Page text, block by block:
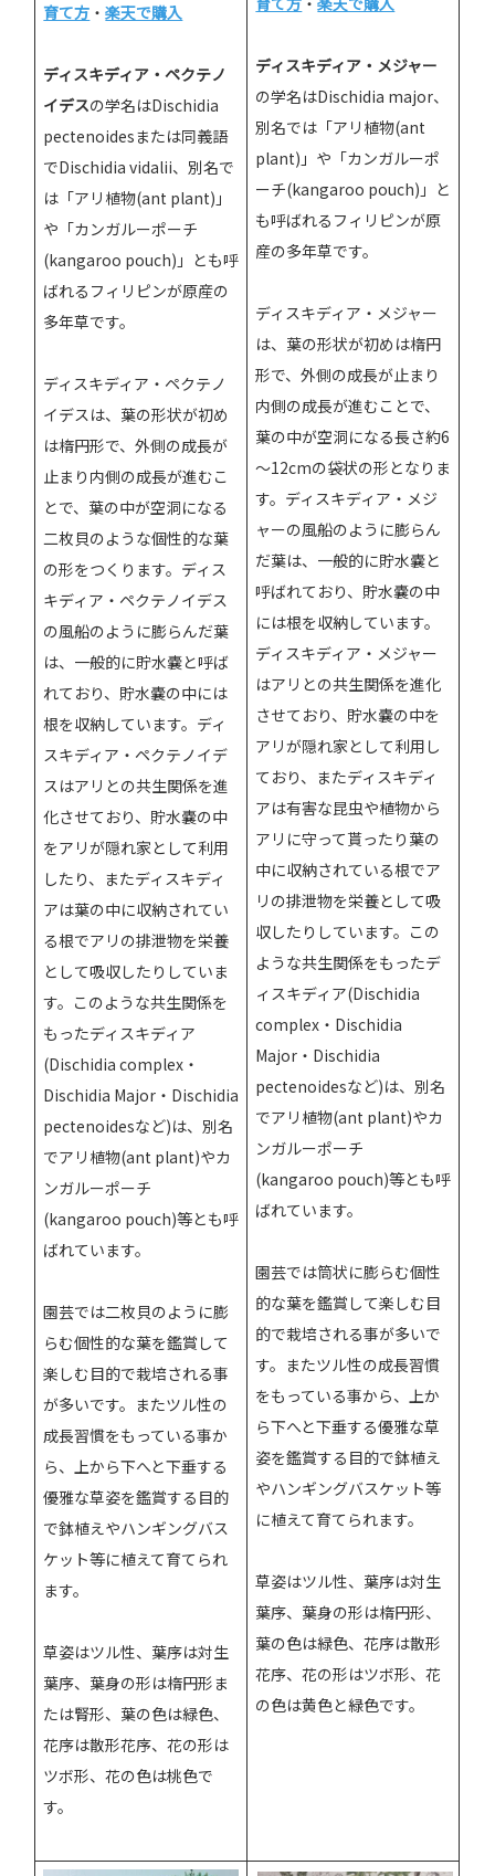
育て方 ・楽天で購入
ディスキディア・ペクテノ
イデスの学名はDischidia
pectenoidesまたは同義語
でDischidia vidalii、別名で
は「アリ植物(ant plant)」
や「カンガルーポーチ
(kangaroo pouch)」とも呼
ばれるフィリピンが原産の
多年草です。
ディスキディア・ペクテノ
イデスは、葉の形状が初め
は楕円形で、外側の成長が
止まり内側の成長が進むこ
とで、葉の中が空洞になる
二枚貝のような個性的な葉
の形をつくります。ディス
キディア・ペクテノイデス
の風船のように膨らんだ葉
は、一般的に貯水嚢と呼ば
れており、貯水嚢の中には
根を収納しています。ディ
スキディア・ペクテノイデ
スはアリとの共生関係を進
化させており、貯水嚢の中
をアリが隠れ家として利用
したり、またディスキディ
アは葉の中に収納されてい
る根でアリの排泄物を栄養
として吸収したりしていま
す。このような共生関係を
もったディスキディア
(Dischidia complex・
Dischidia Major・Dischidia
pectenoidesなど)は、別名
でアリ植物(ant plant)やカ
ンガルーポーチ
(kangaroo pouch)等とも呼
ばれています。
園芸では二枚貝のように膨
らむ個性的な葉を鑑賞して
楽しむ目的で栽培される事
が多いです。またツル性の
成長習慣をもっている事か
ら、上から下へと下垂する
優雅な草姿を鑑賞する目的
で鉢植えやハンギングバス
ケット等に植えて育てられ
ます。
草姿はツル性、葉序は対生
葉序、葉身の形は楕円形ま
たは腎形、葉の色は緑色、
花序は散形花序、花の形は
ツボ形、花の色は桃色で
す。
ディスキディア・メジャー
の学名はDischidia major、
別名では「アリ植物(ant
plant)」や「カンガルーポ
ーチ(kangaroo pouch)」と
も呼ばれるフィリピンが原
産の多年草です。
ディスキディア・メジャー
は、葉の形状が初めは楕円
形で、外側の成長が止まり
内側の成長が進むことで、
葉の中が空洞になる長さ約6
～12cmの袋状の形となりま
す。ディスキディア・メジ
ャーの風船のように膨らん
だ葉は、一般的に貯水嚢と
呼ばれており、貯水嚢の中
には根を収納しています。
ディスキディア・メジャー
はアリとの共生関係を進化
させており、貯水嚢の中を
アリが隠れ家として利用し
ており、またディスキディ
アは有害な昆虫や植物から
アリに守って貰ったり葉の
中に収納されている根でア
リの排泄物を栄養として吸
収したりしています。この
ような共生関係をもったデ
ィスキディア(Dischidia
complex・Dischidia
Major・Dischidia
pectenoidesなど)は、別名
でアリ植物(ant plant)やカ
ンガルーポーチ
(kangaroo pouch)等とも呼
ばれています。
園芸では筒状に膨らむ個性
的な葉を鑑賞して楽しむ目
的で栽培される事が多いで
す。またツル性の成長習慣
をもっている事から、上か
ら下へと下垂する優雅な草
姿を鑑賞する目的で鉢植え
やハンギングバスケット等
に植えて育てられます。
草姿はツル性、葉序は対生
葉序、葉身の形は楕円形、
葉の色は緑色、花序は散形
花序、花の形はツボ形、花
の色は黄色と緑色です。